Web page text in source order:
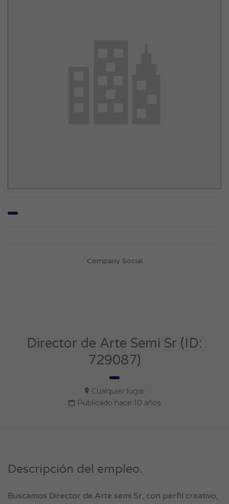
Company Social
Director de Arte Semi Sr (ID:
729087)
Cualquier lugar
Publicado hace 10 años
Descripción del empleo.
Buscamos Director de Arte semi Sr, con perfil creativo,